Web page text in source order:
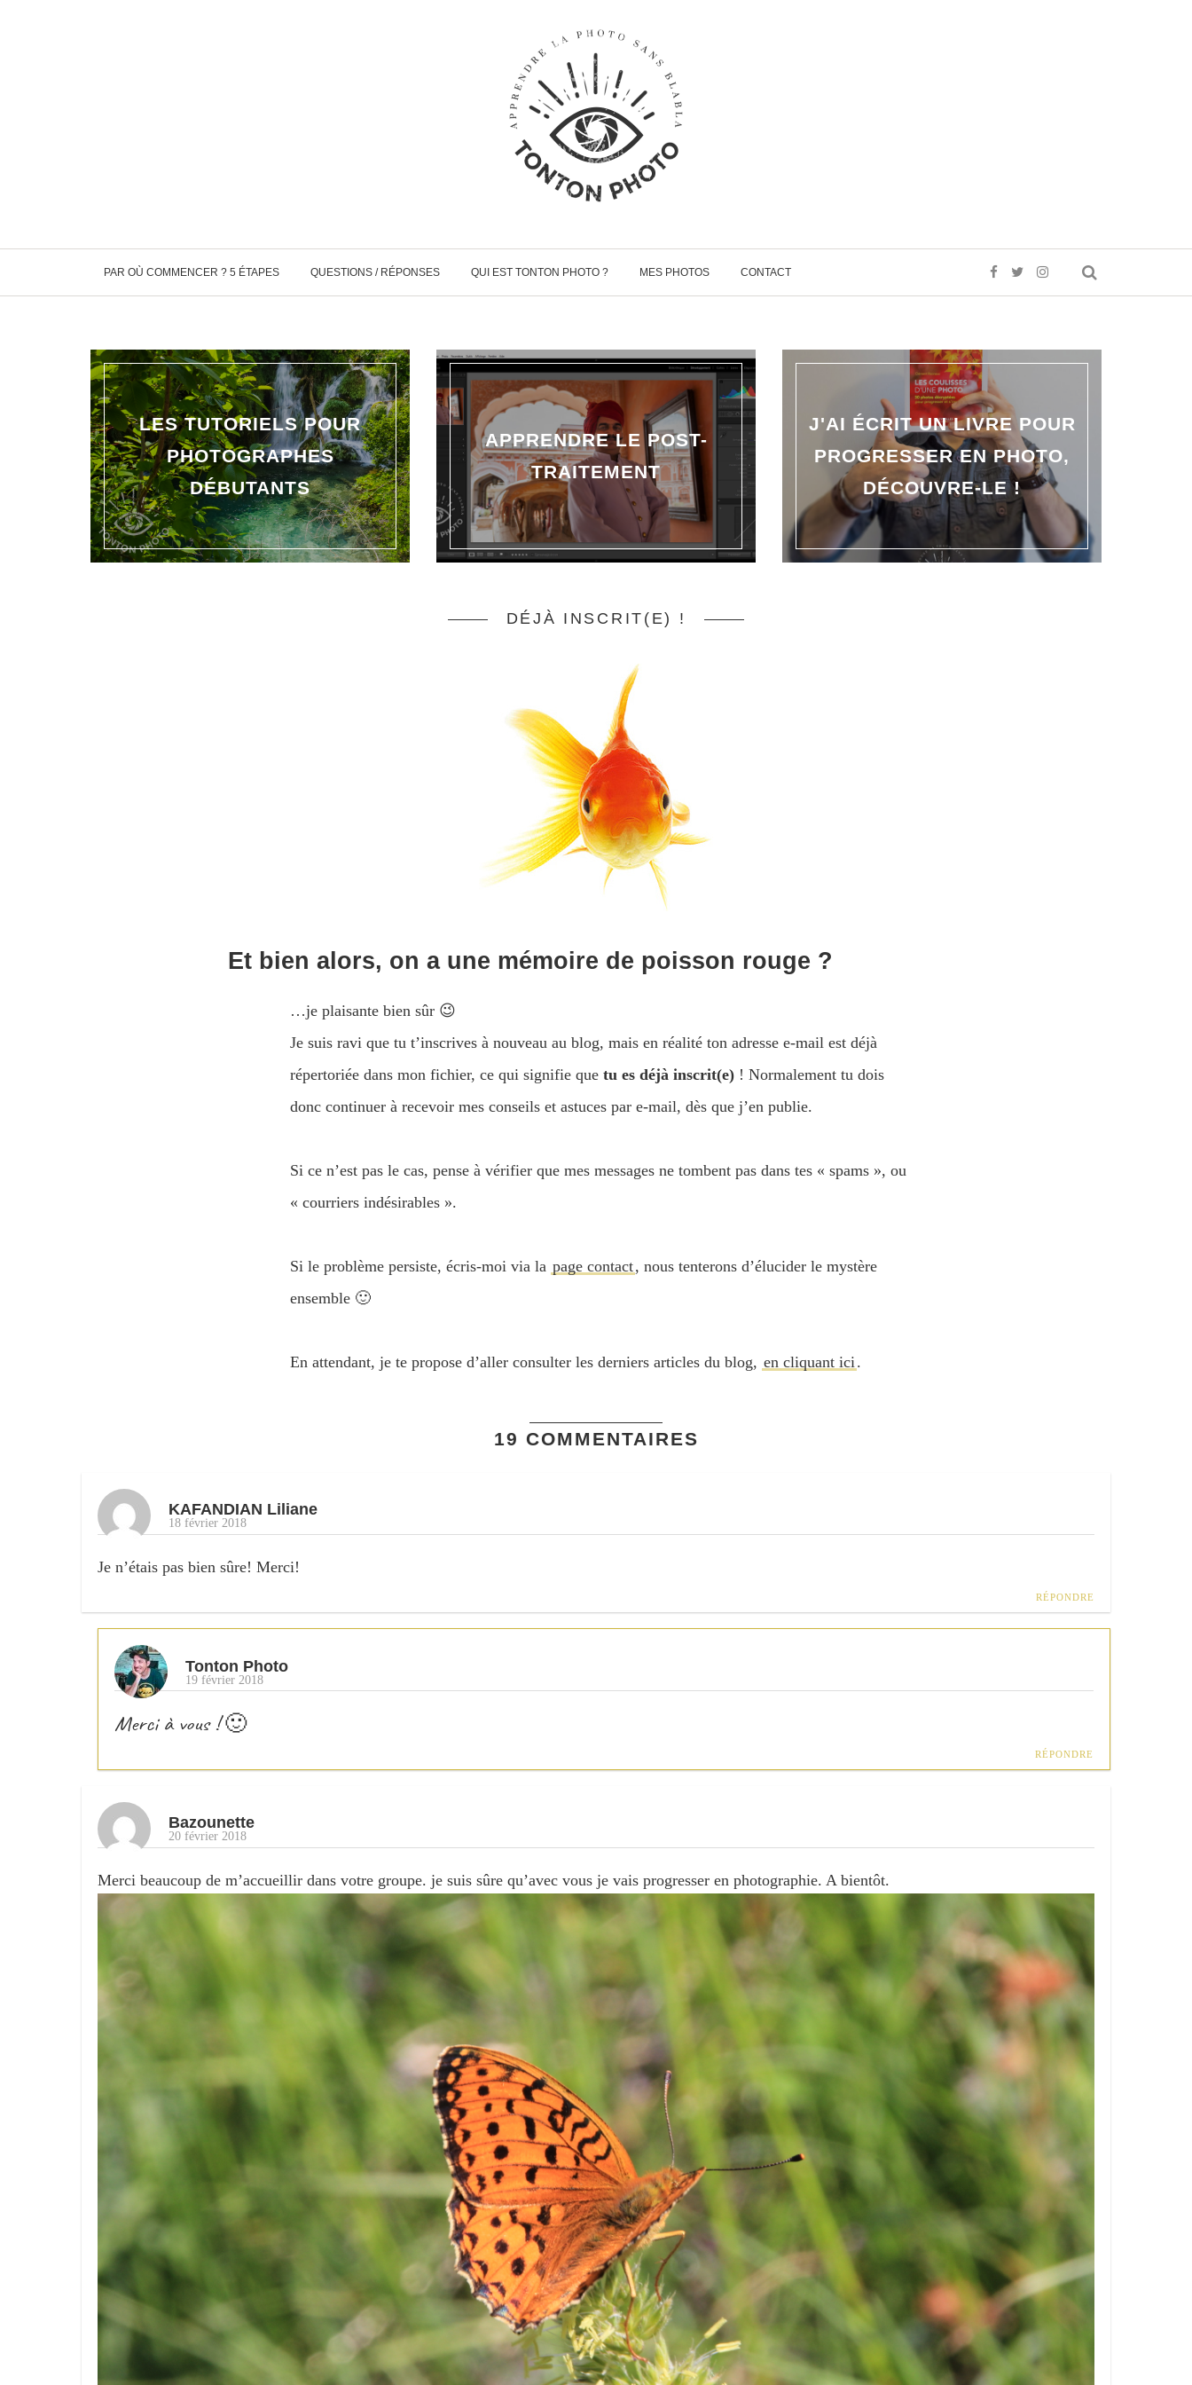
PAR OÙ COMMENCER ? 5 ÉTAPES QUESTIONS / RÉPONSES QUI EST TONTON PHOTO ? MES PHOTOS CONTACT
LES TUTORIELS POUR
PHOTOGRAPHES
DÉBUTANTS
APPRENDRE LE POST-
TRAITEMENT
J'AI ÉCRIT UN LIVRE POUR
PROGRESSER EN PHOTO,
DÉCOUVRE-LE !
DÉJÀ INSCRIT(E) !
Et bien alors, on a une mémoire de poisson rouge ?
…je plaisante bien sûr 😉
Je suis ravi que tu t’inscrives à nouveau au blog, mais en réalité ton adresse e-mail est déjà
répertoriée dans mon fichier, ce qui signifie que tu es déjà inscrit(e) ! Normalement tu dois
donc continuer à recevoir mes conseils et astuces par e-mail, dès que j’en publie.
Si ce n’est pas le cas, pense à vérifier que mes messages ne tombent pas dans tes « spams », ou
« courriers indésirables ».
Si le problème persiste, écris-moi via la page contact, nous tenterons d’élucider le mystère
ensemble 🙂
En attendant, je te propose d’aller consulter les derniers articles du blog, en cliquant ici.
19 COMMENTAIRES
KAFANDIAN Liliane
18 février 2018
Je n’étais pas bien sûre! Merci!
RÉPONDRE
Tonton Photo
19 février 2018
Merci à vous ! 🙂
RÉPONDRE
Bazounette
20 février 2018
Merci beaucoup de m’accueillir dans votre groupe. je suis sûre qu’avec vous je vais progresser en photographie. A bientôt.